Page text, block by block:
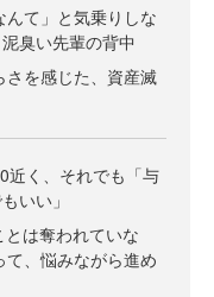
んて」と気乗りしな
臭い先輩の背中
さを感じた、資産滅
近く、それでも「与
いい」
は奪われていな
、悩みながら進め